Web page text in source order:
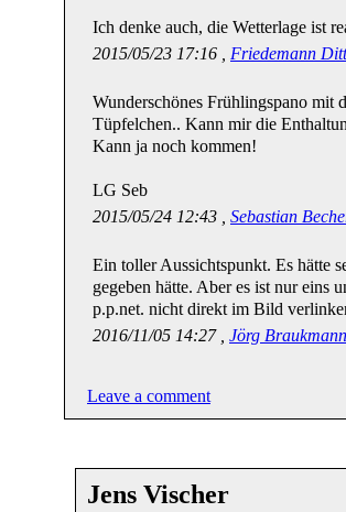
Ich denke auch, die Wetterlage ist
2015/05/23 17:16 , Friedemann
Wunderschönes Frühlingspano mit
Tüpfelchen.. Kann mir die
Kann ja noch kommen!
LG Seb
2015/05/24 12:43 , Sebastian
Ein toller Aussichtspunkt. Es hätte
gegeben hätte. Aber es ist nur eins
p.p.net. nicht direkt im Bild
2016/11/05 14:27 , Jörg Braukmann
Leave a comment
Jens Vischer